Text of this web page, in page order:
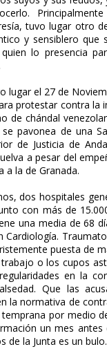
tuvo lugar otro
y sensiblero que
lo presencia
el 27 de
protestar contra la
de chándal
pavonea de una
de Justicia de
a pesar del
a la de Granada.
dos hospitales
con más de
una media de 68
puesta de
o los cupos
en la
Que las
la normativa de
por medio
un mes
de la Junta es un bulo.